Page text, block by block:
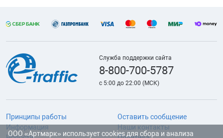
Служба поддержки сайта
8-800-700-5787
с 5:00 до 22:00 (МСК)
Принципы работы
Информация
Оставить сообщение
Наши контакты
ООО «Артмарк» использует cookies для сбора и анализа